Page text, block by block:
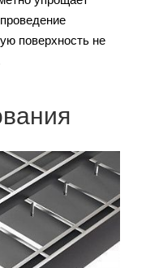
поверхность не